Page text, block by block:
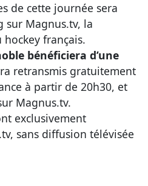
de cette journée sera
sur Magnus.tv, la
français.
bénéficiera d’une
retransmis gratuitement
à partir de 20h30, et
Magnus.tv.
exclusivement
sans diffusion télévisée